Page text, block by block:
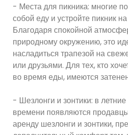
- Места для пикника: многие
собой еду и устройте пикник
Благодаря спокойной
природному окружению, это
насладиться трапезой на
или друзьями. Для тех, кто
во время еды, имеются
- Шезлонги и зонтики: в
времени появляются
аренду шезлонги и зонтики,